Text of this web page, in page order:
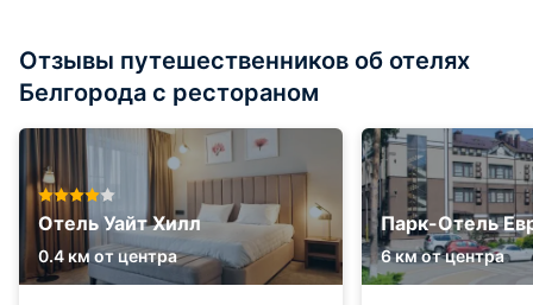
Отзывы путешественников об отелях
Белгорода с рестораном
Отель Уайт Хилл
0.4 км от центра
Парк-Отель
6 км от центра